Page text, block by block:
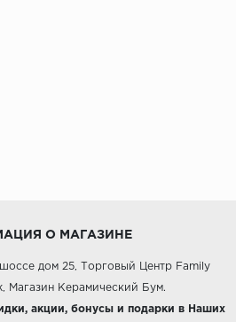
О МАГАЗИНЕ
дом 25, Торговый Центр Family
Магазин Керамический Бум.
акции, бонусы и подарки в Наших